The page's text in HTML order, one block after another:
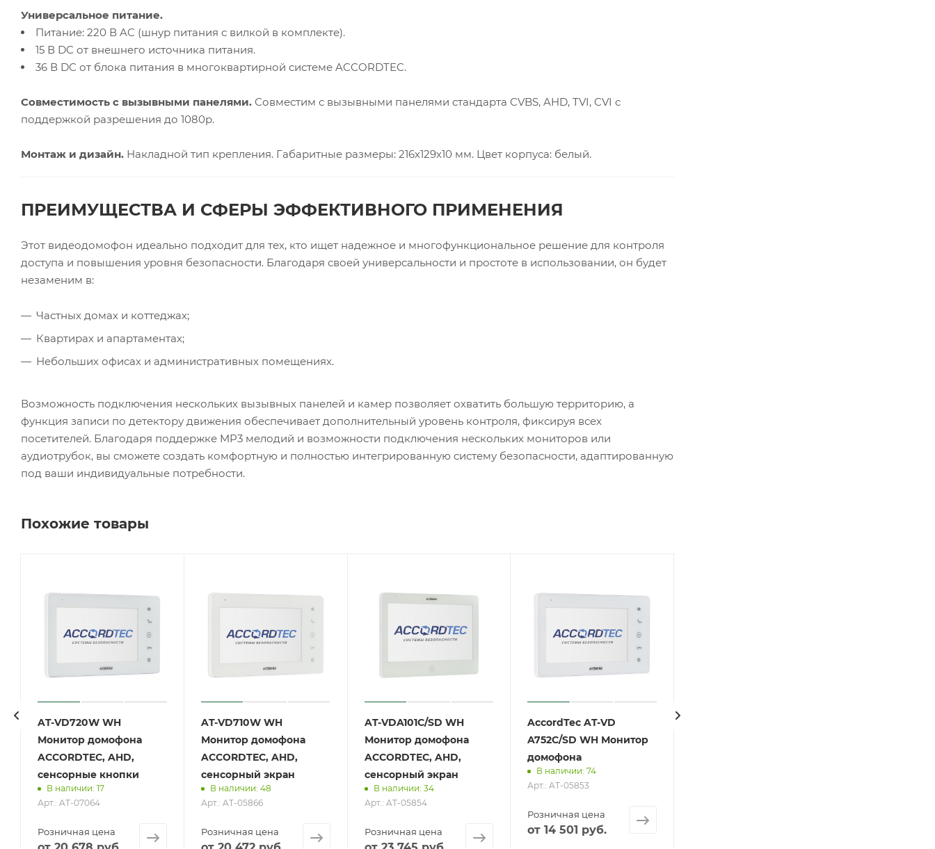
Универсальное питание.
Питание: 220 В AC (шнур питания с вилкой в комплекте).
15 В DC от внешнего источника питания.
36 В DC от блока питания в многоквартирной системе ACCORDTEC.
Совместимость с вызывными панелями. Совместим с вызывными панелями стандарта CVBS, AHD, TVI, CVI с
поддержкой разрешения до 1080р.
Монтаж и дизайн. Накладной тип крепления. Габаритные размеры: 216х129х10 мм. Цвет корпуса: белый.
ПРЕИМУЩЕСТВА И СФЕРЫ ЭФФЕКТИВНОГО ПРИМЕНЕНИЯ
Этот видеодомофон идеально подходит для тех, кто ищет надежное и многофункциональное решение для контроля
доступа и повышения уровня безопасности. Благодаря своей универсальности и простоте в использовании, он будет
незаменим в:
Частных домах и коттеджах;
Квартирах и апартаментах;
Небольших офисах и административных помещениях.
Возможность подключения нескольких вызывных панелей и камер позволяет охватить большую территорию, а
функция записи по детектору движения обеспечивает дополнительный уровень контроля, фиксируя всех
посетителей. Благодаря поддержке MP3 мелодий и возможности подключения нескольких мониторов или
аудиотрубок, вы сможете создать комфортную и полностью интегрированную систему безопасности, адаптированную
под ваши индивидуальные потребности.
Похожие товары
AT-VD720W WH
Монитор домофона
ACCORDTEC, AHD,
сенсорные кнопки
В наличии: 17
Арт.: AT-07064
Розничная цена
AT-VD710W WH
Монитор домофона
ACCORDTEC, AHD,
сенсорный экран
В наличии: 48
Арт.: AT-05866
Розничная цена
AT-VDA101C/SD WH
Монитор домофона
ACCORDTEC, AHD,
сенсорный экран
В наличии: 34
Арт.: AT-05854
Розничная цена
AccordTec AT-VD
A752C/SD WH Монитор
домофона
В наличии: 74
Арт.: AT-05853
Розничная цена
от 14 501 руб.